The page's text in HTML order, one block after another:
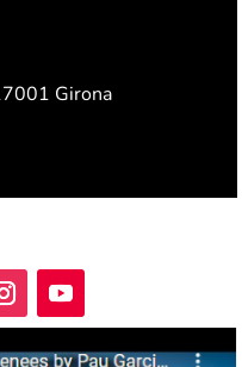
Girona